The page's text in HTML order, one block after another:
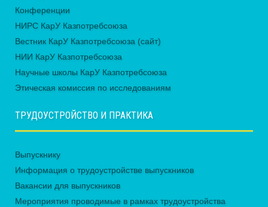
Конференции
НИРС КарУ Казпотребсоюза
Вестник КарУ Казпотребсоюза (сайт)
НИИ КарУ Казпотребсоюза
Научные школы КарУ Казпотребсоюза
Этическая комиссия по исследованиям
ТРУДОУСТРОЙСТВО И ПРАКТИКА
Выпускнику
Информация о трудоустройстве выпускников
Вакансии для выпускников
Мероприятия проводимые в рамках трудоустройства